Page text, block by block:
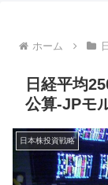
ホーム
日経平均
公算-JPモ
日本株投資戦略